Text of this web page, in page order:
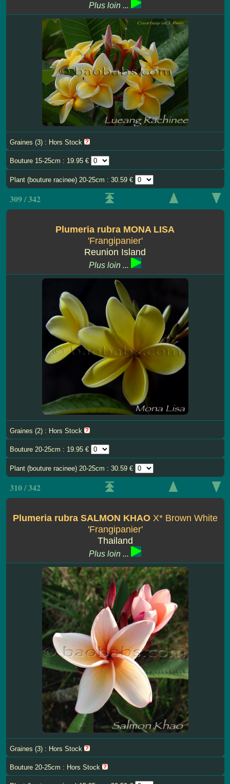
Plus loin ...
Graines (3) : Hors Stock
Bouture 15-25cm : 19.95 €
Plant (bouture racinee) 20-25cm : 30.59 €
309 / 342
Plumeria rubra MONA LISA
'Frangipanier'
Reunion Island
Plus loin ...
Graines (2) : Hors Stock
Bouture 20-25cm : 19.95 €
Plant (bouture racinee) 20-25cm : 30.59 €
310 / 342
Plumeria rubra SALMON KHAO X* Brown White
'Frangipanier'
Thailand
Plus loin ...
Graines (3) : Hors Stock
Bouture 20-25cm : Hors Stock